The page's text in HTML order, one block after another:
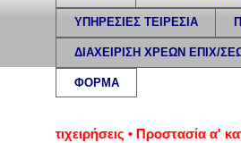
ΥΠΗΡΕΣΙΕΣ ΤΕΙΡΕΣΙΑ
ΔΙΑΧΕΙΡΙΣΗ ΧΡΕΩΝ ΕΠΙΧ/
ΦΟΡΜΑ
• Προστασία α'